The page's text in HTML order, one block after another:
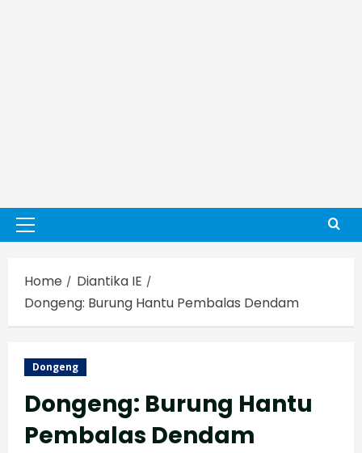
Primary
Home
Diantika IE
Dongeng: Burung Hantu Pembalas Dendam
Dongeng
Dongeng: Burung Hantu
Pembalas Dendam